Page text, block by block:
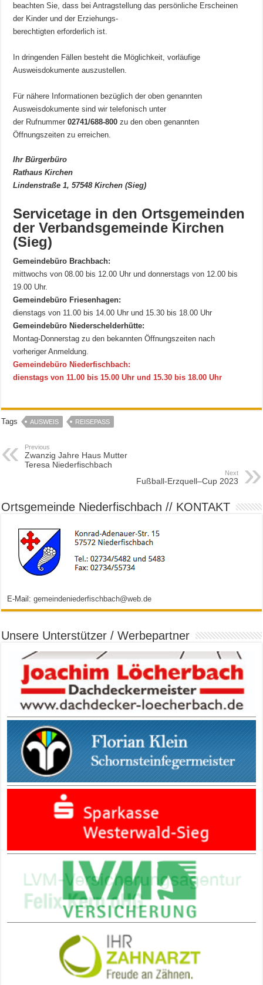
beachten Sie, dass bei Antragstellung das persönliche Erscheinen
der Kinder und der Erziehungs-
berechtigten erforderlich ist.
In dringenden Fällen besteht die Möglichkeit, vorläufige
Ausweisdokumente auszustellen.
Für nähere Informationen bezüglich der oben genannten
Ausweisdokumente sind wir telefonisch unter
der Rufnummer02741/688-800 zu den oben genannten
Öffnungszeiten zu erreichen.
Ihr Bürgerbüro
Rathaus Kirchen
Lindenstraße 1, 57548 Kirchen (Sieg)
Servicetage in den Ortsgemeinden
der Verbandsgemeinde Kirchen
(Sieg)
Gemeindebüro Brachbach:
mittwochs von 08.00 bis 12.00 Uhr und donnerstags von 12.00 bis
19.00 Uhr.
Gemeindebüro Friesenhagen:
dienstags von 11.00 bis 14.00 Uhr und 15.30 bis 18.00 Uhr
Gemeindebüro Niederschelderhütte:
Montag-Donnerstag zu den bekannten Öffnungszeiten nach
vorheriger Anmeldung.
Gemeindebüro Niederfischbach:
dienstags von 11.00 bis 15.00 Uhr und 15.30 bis 18.00 Uhr
Tags AUSWEIS REISEPASS
Previous
Zwanzig Jahre Haus Mutter
Teresa Niederfischbach
Next
Fußball-Erzquell–Cup 2023
Ortsgemeinde Niederfischbach // KONTAKT
E-Mail:gemeindeniederfischbach@web.de
Unsere Unterstützer / Werbepartner